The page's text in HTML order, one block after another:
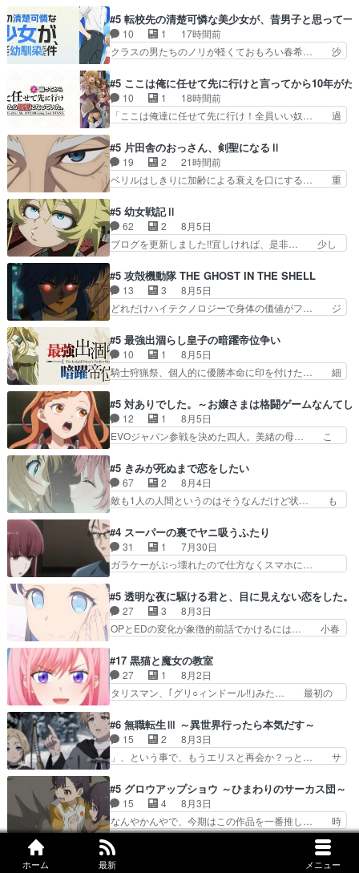
ホーム 最新 メニュー
締め切り直前の「自分は… ヤクネコの後輩ムーブ
がしっかりしてて良か… アルねこ回等、ｽﾄｰﾘｰのﾁ
ｮｲｽは良く…
在を信じる日向と友隆の出会いが夏… ダラさんの
6本の腕ってそういうことだった… もしかしても
しかしてが全てありまして『お… 『過去回想①』
しっかり男の子系趣味の薫◎… ガンバルゼーの
新田家のところに訪れ最初… おぉ、ビーム打っ
た！ダラさんも紋をコピー… ゲッターというか、
ガイキング・ザ・グレー…
#5 転校先の清楚可憐な美少女が、昔男子と思って一
10 1
17時間前
クラスの男たちのノリが軽くておもろい春希… 沙
もちゃんが透けブラしててびっくりして… レベル
のキャラが登場。相変わらず顔や体の… 隼人が春
希の級友を巻き込んだイジりに動じ… 第５話を
U-NEXTで視聴しました。視聴… ラブコメで天然
す隼人を見てなぜか不安に… 無理なダイエットは
禁物だけど、なかなか結… 「これからもお手入
れ、がんばりゅ」ありが…
#5 ここは俺に任せて先に行けと言ってから10年が
10 1
18時間前
「ここは俺達に任せて先に行け！全員いい奴… 過
鈴奈（@0suzuna0）が【マリー… 村ごと乗っ取
られてたら流石に気付かないか… 《漫画版少し読
んだことある》エリックとゴ… ロックは敵に容赦
無くブスっといくから気持… 勇者パーティー再結
構エグいことするよな… ねぇ猫耳ガール、敵の根
城に乗り込む事を同… 世もや替えが利くと復活P
とは？！もう来週…
#5 片田舎のおっさん、剣聖になるⅡ
19 2
21時間前
ベリルはしきりに加齢による衰えを口にする… 重
んじゃないですか。魔物の群を発見した… アマプ
ラにて視聴終わり！サーベルボア討伐… を言い訳
にしたくないものですねwボア狩り… 先生として
のベリルが好きだけど、今回みた… 4人だけでサ
ーベルボアが暴れてると聞い… ちょっと年齢の事
を言いすぎとゆーか言い訳… ベリルの母もやはり
只者じゃなかったかベリ…
#5 幼女戦記Ⅱ
62 2
8月5日
ブログを更新しました!!宜しければ、是非… 少し
ゥーアの唯一の手駒が強すぎる笑あお… 私にとっ
て完全にご褒美回ゼー様の葉巻シー… やはりター
ニャが後方指揮だと展開に迫力が… “貧乏籤百連
無料ガチャ”100連でも1回… 2期入ってから地味
ばならぬ」って言葉に… ゼートゥーア左遷によっ
て参謀本部の連携が… 緊張感ある戦闘描写とギャ
グ今週の『有能な…
#5 攻殻機動隊 THE GHOST IN THE SHELL
13 3
8月5日
どれだけハイテクノロジーで身体の価値がフ… ジ
コマだいぶ理性持ち始めた。この世界の… 原作読
んだのもう何年も前なのに、覚えてる… コイルの
汚職を突き止めるべくバトーの指導… やまとん1
号はどこの部分で使うのだろう？… 日本とロシア
primevideoで視聴しまし… 前回同様『イノセン
ス』を含む押井・神山版… 第５話「EPISODEラ
ストの母親の気持…
#5 最強出涸らし皇子の暗躍帝位争い
10 1
8月5日
騎士狩猟祭、個人的に優勝本命に印を付けた… 細
ナがチートすぎる笑アルは最初から自分… プラネ
ット・ウィズ展開アツいな「騎士狩猟… 麦茶どこ
ろかタイトル通り麦茶の出涸らしぐ… 第５話を
ABEMAで視聴しました。視聴に… 復讐に燃える
が“萌え”なのでこの娘が皇帝… ウサギ好きそうな
王女殿下がかわいい。幼馴… ついに始まった狩猟
祭。エルナの活躍で上位…
#5 対ありでした。～お嬢さまは格闘ゲームなんてし
12 1
8月5日
EVOジャパン参戦を決めた四人。美緒の母… こ
目は気品溢れてるのに中身は…美緒ママ… テー
マ：格ゲー大会に行くには？感想は、美… 大会を
前に格ゲー熱が高まる一方、百合の本… 東京で開
催される格ゲー大会に参加すること… Japanに向
めに東京へ!/でも観光よ… 旅の支度全部やってく
れる先輩、なんだかん… 第５話をｄアニメストア
で視聴しました。視…
#5 きみが死ぬまで恋をしたい
67 2
8月4日
敵も1人の人間というのはそうなんだけど状… も
を人間に戻して欲しいでも自分達が代わ… ご視聴
ありがとうございました見るたびに切… 誰かと思
ったらちゅー先輩か。しれっと相方… 第５話感
想：コ□した相手にも家族や…､戦… つらい回
ナとミミも可愛かった2人の関係… 確かに相手に
も家族や大切な人はいるけど、… 白シャツが作業
着みたいなもんなんですかね…
#4 スーパーの裏でヤニ吸うふたり
31 1
7月30日
ガラケーがぶっ壊れたので仕方なくスマホに…
はり出オチ感が否めず、エピソードの打率… 田山
さんが佐々木さんに沼っていく…こんな… 佐々木
さん、腕フェチなんですね笑最近まじ… 佐々木が
ガラケーからスマホに変えるって、… もうドラマ
ゃわない？佐々木さんの優しさ… 先行で見た時よ
り2人のやり取りに癒しを感… ABEMA版の7〜8
話佐々木が実年齢以上…
#5 透明な夜に駆ける君と、目に見えない恋をした。
27 3
8月3日
OPとEDの変化が象徴的前話でかけるには… 小春
か、こんな風に見えてるのかぁ。かける… 完全な
両片思いになりましたねぇ…OPとE… 余計な物
は描かず白く靄がかった小春ちゃん… 光も感じな
い完全な盲目なんやね…おめかし… 母役に能登さ
も描かれていて良かった本当… 股に海豚を挟み水
上バスでの会話を反芻…恋… OPEDとも無人バー
ジョンから主人公２人…
#17 黒猫と魔女の教室
27 1
8月2日
タリスマン、｢グリ○ィンドール!!｣みた… 最初の
ホントスピカが大好きだよね。ツン… 一等級ポテ
ンシャルのアリアちゃん可愛くて… そういや、ア
リアは能力は最上級のくせに、… とうとうアリア
と直接競う場がきたこれまで… 毎度ながらのスピ
マン趣味ダダ漏れで好き… 期末試験が始まろうと
しておりスピカは対策… 能力鑑定胸像タリスマン
氏容姿も評価してし…
#6 無職転生Ⅲ ～異世界行ったら本気だす～
15 2
8月3日
」、という事で、もうエリスと再会か？っと… サ
関係の清算が粛々と進められているサラ… サラと
の関係に対して完全に「昔の女」とし… ルーシー
にデレるルディが完全に親バカで微… サラとは会
ってほしいちゃんとした別れ方し… サラは未練0
だと言っていたけど人の気持ち… 実は結構好きな
キャラモヤモヤする別れ方だ… 役で出演させてい
#5 グロウアップショウ ～ひまわりのサーカス団～
15 4
8月3日
なんやかんやで、今期はこの作品を一番推し… 時
給50円じゃ借金は減らない(^_^;サ… 葵ちゃん可
愛すぎるな楠木ともりちゃんのね… デフォルメさ
れた表情が特に多かったのが印… 葵＆茜の回も良
#5 さよならララ